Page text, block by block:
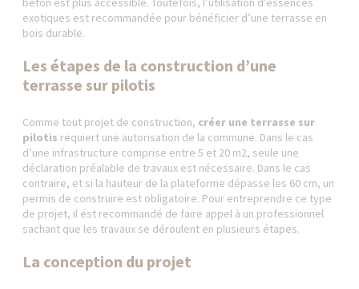
exotiques est recommandée pour bénéficier d’une terrasse en
bois durable.
Les étapes de la construction d’une
terrasse sur pilotis
Comme tout projet de construction, créer une terrasse sur
pilotis requiert une autorisation de la commune. Dans le cas
d’une infrastructure comprise entre 5 et 20 m2, seule une
déclaration préalable de travaux est nécessaire. Dans le cas
contraire, et si la hauteur de la plateforme dépasse les 60 cm, un
permis de construire est obligatoire. Pour entreprendre ce type
de projet, il est recommandé de faire appel à un professionnel
sachant que les travaux se déroulent en plusieurs étapes.
La conception du projet